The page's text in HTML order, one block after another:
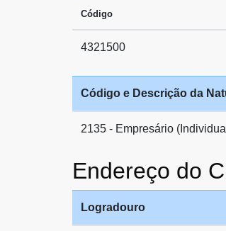
Código
4321500
Código e Descrição da
2135 - Empresário
Endereço do
Logradouro